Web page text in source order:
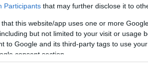
Participants that may further disclose it to
that this website/app uses one or more
but not limited to your visit or usage
to Google and its third-party tags to use
consent section.
με βάση το ποσό που δήλωσε
εισπραχθέν. Αυτό
άφησαν απλήρωτα
να μειώνεται ή και να